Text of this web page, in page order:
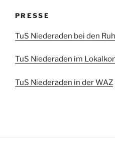
PRESSE
TuS Niederaden bei den
TuS Niederaden im
TuS Niederaden in der WAZ